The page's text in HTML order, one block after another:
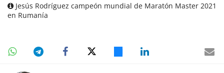
Jesús Rodríguez campeón mundial de Maratón Master 2021
en Rumanía